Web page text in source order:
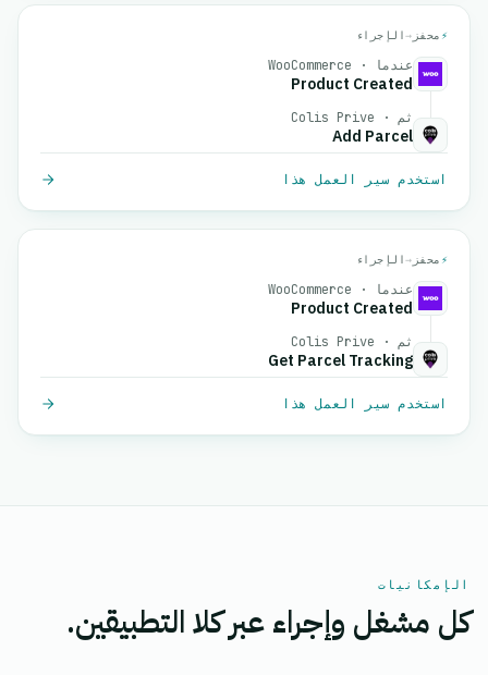
⚡ محفز →الإجراء
عندما · WooCommerce
Product Created
ثم · Colis Prive
Add Parcel
استخدم سير العمل هذا
⚡ محفز →الإجراء
عندما · WooCommerce
Product Created
ثم · Colis Prive
Get Parcel Tracking
استخدم سير العمل هذا
الإمكانيات
كل مشغل وإجراء عبر كلا التطبيقين.